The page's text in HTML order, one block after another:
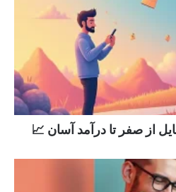
از صفر تا درآمد آسان 📈